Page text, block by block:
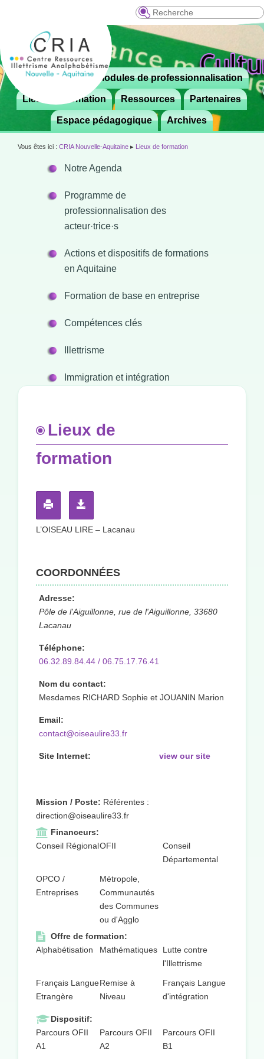
Recherche
Menu
principal
Aller
contenu
principal
 Le CRIA Modules de professionnalisation
Lieux de formation Ressources Partenaires
Espace pédagogique Archives
Vous êtes ici : CRIA Nouvelle-Aquitaine ▸ Lieux de formation
Notre Agenda
Programme de
professionnalisation des
acteur·trice·s
Actions et dispositifs de formations
en Aquitaine
Formation de base en entreprise
Compétences clés
Illettrisme
Immigration et intégration
Lieux de
formation
L’OISEAU LIRE – Lacanau
COORDONNÉES
Adresse:
Pôle de l'Aiguillonne, rue de l'Aiguillonne, 33680
Lacanau
Téléphone:
06.32.89.84.44 / 06.75.17.76.41
Nom du contact:
Mesdames RICHARD Sophie et JOUANIN Marion
Email:
contact@oiseaulire33.fr
Site Internet: view our site
Mission / Poste: Référentes :
direction@oiseaulire33.fr
Financeurs:
Conseil RégionalOFII
Conseil
Départemental
OPCO /
Entreprises
Métropole,
Communautés
des Communes
ou d'Agglo
Offre de formation:
Alphabétisation
Mathématiques
Lutte contre
l'Illettrisme
Français Langue
Etrangère
Remise à
Niveau
Français Langue
d'intégration
Dispositif:
Parcours OFII
A1
Parcours OFII
A2
Parcours OFII
B1